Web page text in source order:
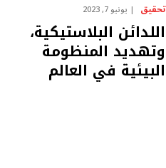
تحقيق يونيو 7, 2023
اللدائن البلاستيكية،
وتهديد المنظومة
البيئية في العالم